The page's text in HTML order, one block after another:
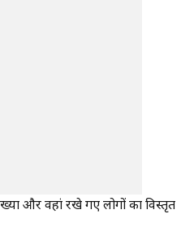
और वहां रखे गए लोगों का विस्तृत